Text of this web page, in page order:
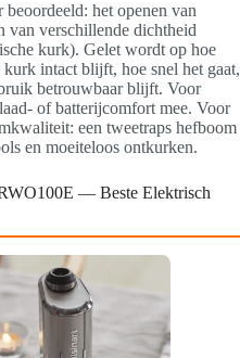
het openen van
van verschillende dichtheid
kurk). Gelet wordt op hoe
intact blijft, hoe snel het gaat,
betrouwbaar blijft. Voor
of batterijcomfort mee. Voor
een tweetraps hefboom
en moeiteloos ontkurken.
— Beste Elektrisch